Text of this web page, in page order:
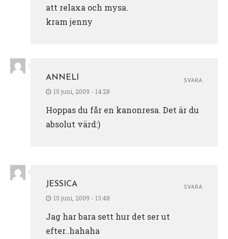
att relaxa och mysa.
kram jenny
ANNELI
15 juni, 2009 - 14:28
Hoppas du får en kanonresa. Det är du
absolut värd:)
SVARA
JESSICA
15 juni, 2009 - 13:48
Jag har bara sett hur det ser ut
efter..hahaha
SVARA